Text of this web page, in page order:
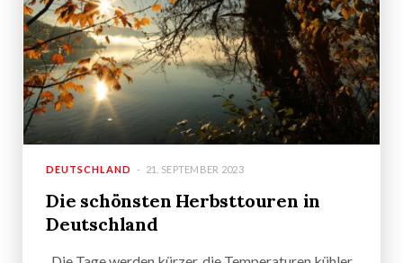
DEUTSCHLAND 21. SEPTEMBER 2023
Die schönsten Herbsttouren in
Deutschland